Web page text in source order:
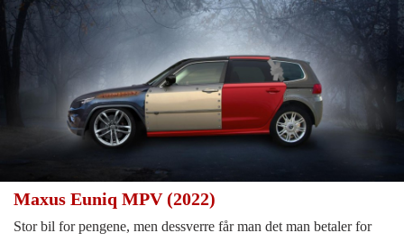
Maxus Euniq MPV (2022)
Stor bil for pengene, men dessverre får man det man betaler for